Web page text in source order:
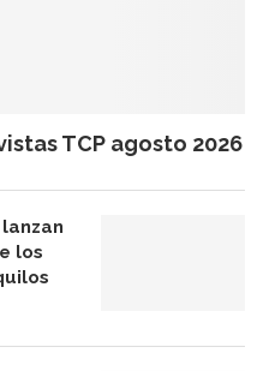
TCP agosto 2026
los